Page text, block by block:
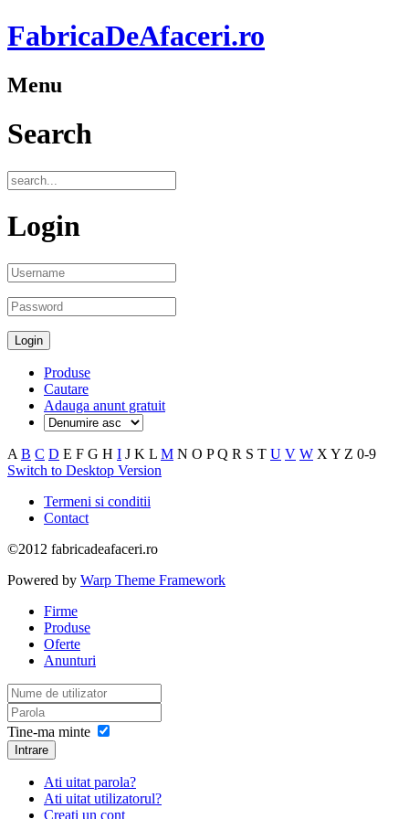
FabricaDeAfaceri.ro
Menu
Search
Login
Produse
Cautare
Adauga anunt gratuit
A B C D E F G H I J K L M N O P Q R S T U V W X Y Z 0-9
Switch to Desktop Version
Termeni si conditii
Contact
©2012 fabricadeafaceri.ro
Powered by Warp Theme Framework
Firme
Produse
Oferte
Anunturi
Tine-ma minte
Intrare
Ati uitat parola?
Ati uitat utilizatorul?
Creati un cont